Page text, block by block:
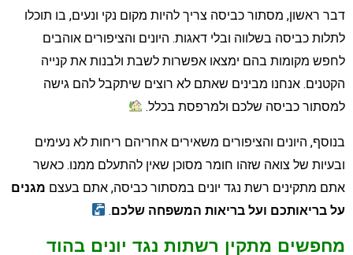
ראשון, מסתור כביסה צריך להיות מקום נקי ונעים, בו תוכלו
כביסה בשלווה ובלי דאגות. היונים והציפורים אוהבים
מקומות בהם ימצאו אפשרות לשבת ולבנות את קנייה
אנחנו מבינים שאתם לא רוצים שיתקבל להם גישה
כביסה שלכם ולמרפסת בכלל.
היונים והציפורים משאירים אחריהם ריחות לא נעימים
של צואה שזהו חומר מסוכן שאין להתעלם ממנו. כאשר
מתקינים רשת נגד יונים במסתור כביסה, אתם בעצםמגנים
בריאותכם ועל בריאות המשפחה שלכם.
מתקין רשתות נגד יונים בהוד